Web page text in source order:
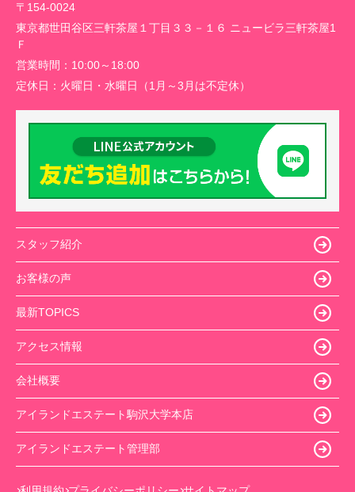
〒154-0024
東京都世田谷区三軒茶屋１丁目３３－１６ ニュービラ三軒茶屋1
Ｆ
営業時間： 10:00～18:00
定休日： 火曜日・水曜日（1月～3月は不定休）
スタッフ紹介
お客様の声
最新TOPICS
アクセス情報
会社概要
アイランドエステート駒沢大学本店
アイランドエステート管理部